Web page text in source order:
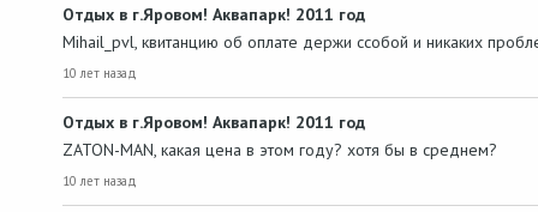
Отдых в г.Яровом! Аквапарк! 2011 год
Mihail_pvl, квитанцию об оплате держи ссобой и никаких
10 лет назад
Отдых в г.Яровом! Аквапарк! 2011 год
ZATON-MAN, какая цена в этом году? хотя бы в среднем?
10 лет назад